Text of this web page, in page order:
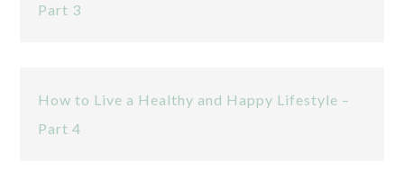
Part 3
How to Live a Healthy and Happy Lifestyle –
Part 4